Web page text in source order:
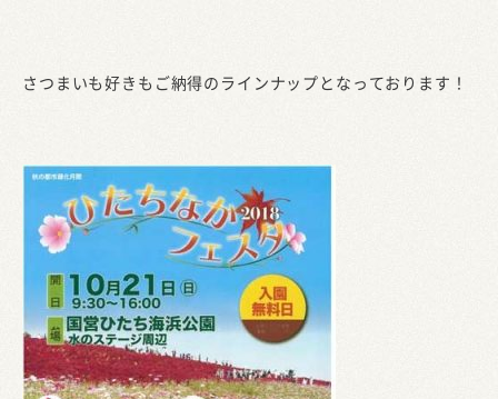
さつまいも好きもご納得のラインナップとなっております！